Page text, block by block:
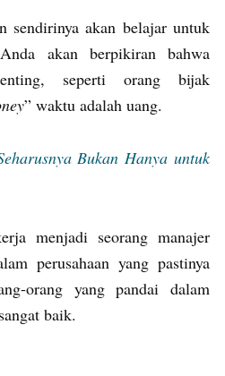
sendirinya akan belajar untuk
akan berpikiran bahwa
seperti orang bijak
” waktu adalah uang.
Bukan Hanya untuk
menjadi seorang manajer
perusahaan yang pastinya
orang yang pandai dalam
baik.